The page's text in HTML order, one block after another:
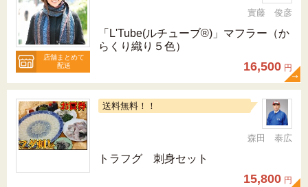
店舗まとめて
配送
實藤 俊彦
「L'Tube(ルチューブ®)」マフラー（か
らくり織り５色）
16,500 円
送料無料！！
森田 泰広
トラフグ 刺身セット
15,800 円